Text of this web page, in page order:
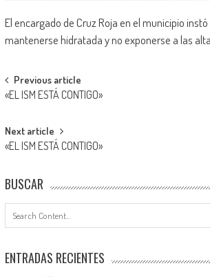
El encargado de Cruz Roja en el municipio
mantenerse hidratada y no exponerse a las
Post
navigation
Previous article
«EL ISM ESTÁ CONTIGO»
Next article
«EL ISM ESTÁ CONTIGO»
BUSCAR
ENTRADAS RECIENTES